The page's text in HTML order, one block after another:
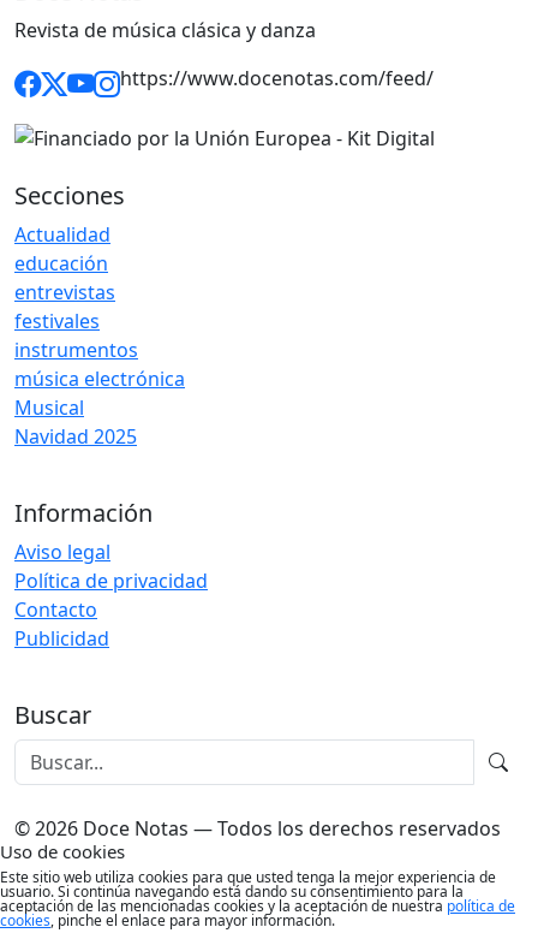
Revista de música clásica y danza
https://www.docenotas.com/feed/
Secciones
Actualidad
educación
entrevistas
festivales
instrumentos
música electrónica
Musical
Navidad 2025
Información
Aviso legal
Política de privacidad
Contacto
Publicidad
Buscar
© 2026 Doce Notas — Todos los derechos reservados
Uso de cookies
Este sitio web utiliza cookies para que usted tenga la mejor experiencia de
usuario. Si continúa navegando está dando su consentimiento para la
aceptación de las mencionadas cookies y la aceptación de nuestra política de
cookies, pinche el enlace para mayor información.